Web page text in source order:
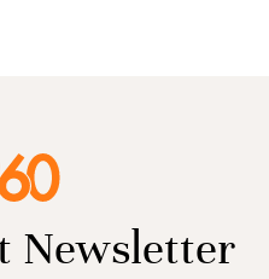
Newsletter